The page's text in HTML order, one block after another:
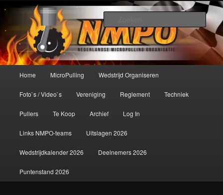
primaire
inhoudNederlandse MicroPulling
Organisatie
De meest krachtige modelbouwsport ter wereld!
Home MicroPulling Wedstrijd Organiseren
Foto`s / Video`s Vereniging Reglement Techniek
Pullers Te Koop Archief Log In
Links NMPO-teams Uitslagen 2026
Wedstrijdkalender 2026 Deelnemers 2026
Puntenstand 2026